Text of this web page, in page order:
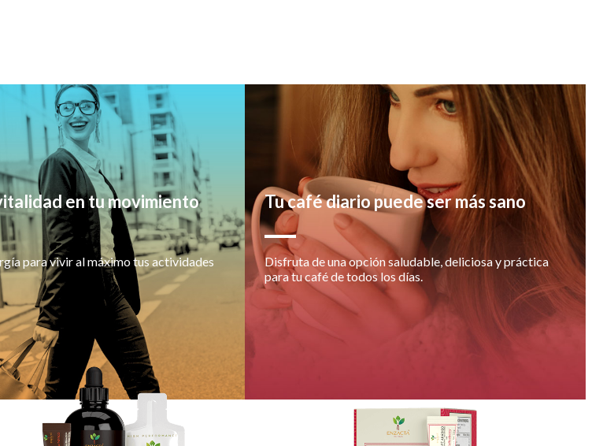
en tu movimiento
para vivir al máximo tus actividades
Tu café diario puede ser más sano
Disfruta de una opción saludable, deliciosa y práctica
para tu café de todos los días.